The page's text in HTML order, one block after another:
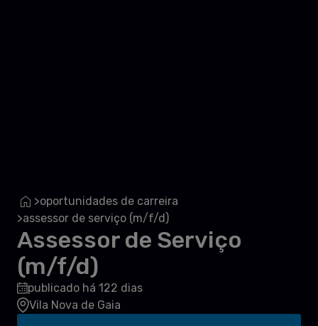
>oportunidades de carreira
>assessor de serviço (m/f/d)
Assessor de Serviço
(m/f/d)
publicado há 122 dias
Vila Nova de Gaia